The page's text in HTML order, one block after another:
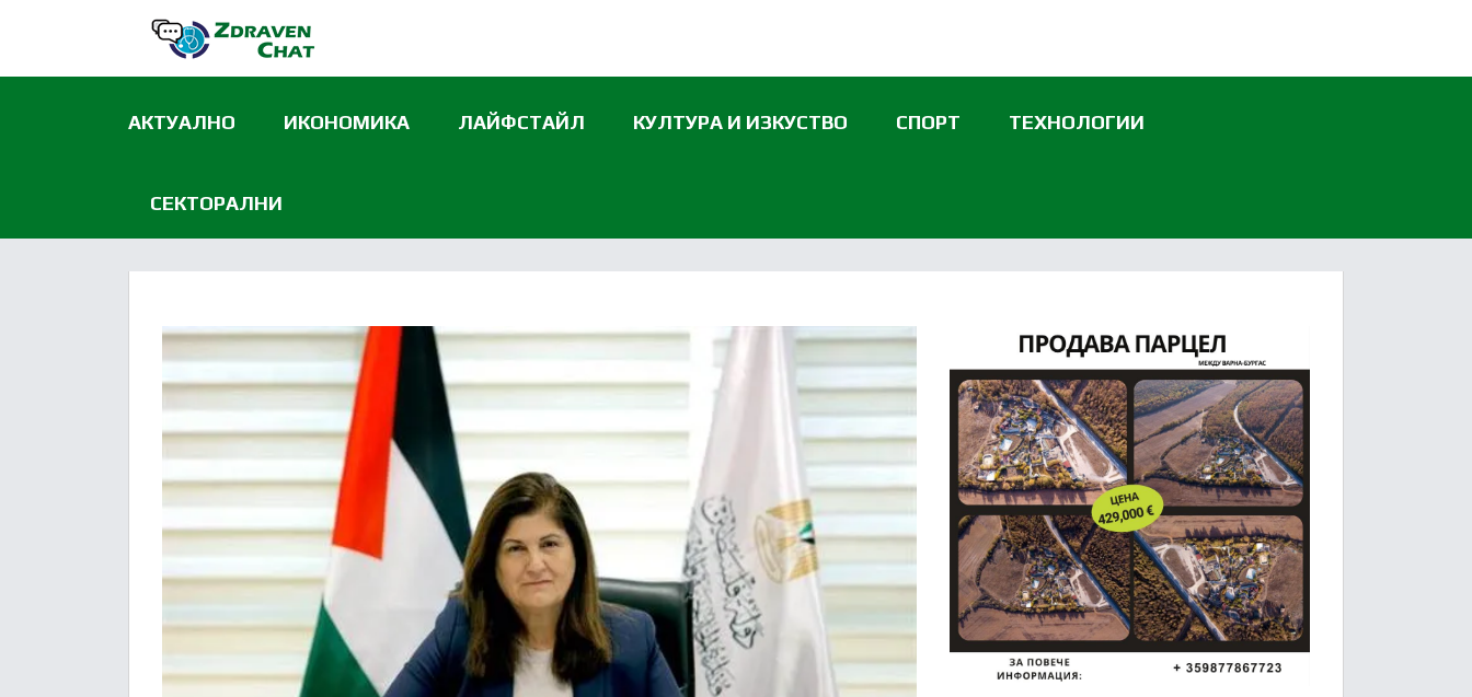
АКТУАЛНО ИКОНОМИКА ЛАЙФСТАЙЛ КУЛТУРА И ИЗКУСТВО СПОРТ ТЕХНОЛОГИИ
СЕКТОРАЛНИ